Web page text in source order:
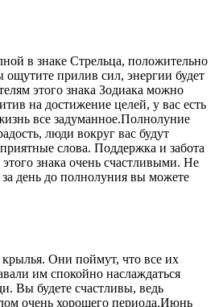
в знаке Стрельца, положительно
прилив сил, энергии будет
этого знака Зодиака можно
на достижение целей, у вас есть
все задуманное.Полнолуние
люди вокруг вас будут
слова. Поддержка и забота
знака очень счастливыми. Не
за день до полнолуния вы можете
Они поймут, что все их
им спокойно наслаждаться
Вы будете счастливы, ведь
очень хорошего периода.Июнь